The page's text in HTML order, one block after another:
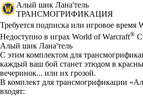
Алый шик Лана'тель
ТРАНСМОГРИФИКАЦИЯ
Цена
Available actions
Требуется подписка или игровое время
Недоступно в играх World of Warcraft®
Алый шик Лана'тель
С этим комплектом для
каждый ваш бой станет этюдом в
вечеринок... или их грозой.
В комплект для трансмогрификации
входят: